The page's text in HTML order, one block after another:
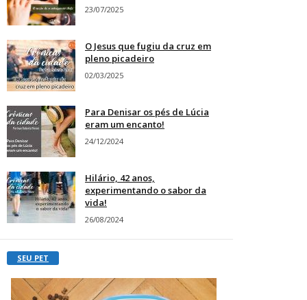
23/07/2025
O Jesus que fugiu da cruz em
pleno picadeiro
02/03/2025
Para Denisar os pés de Lúcia
eram um encanto!
24/12/2024
Hilário, 42 anos,
experimentando o sabor da
vida!
26/08/2024
SEU PET